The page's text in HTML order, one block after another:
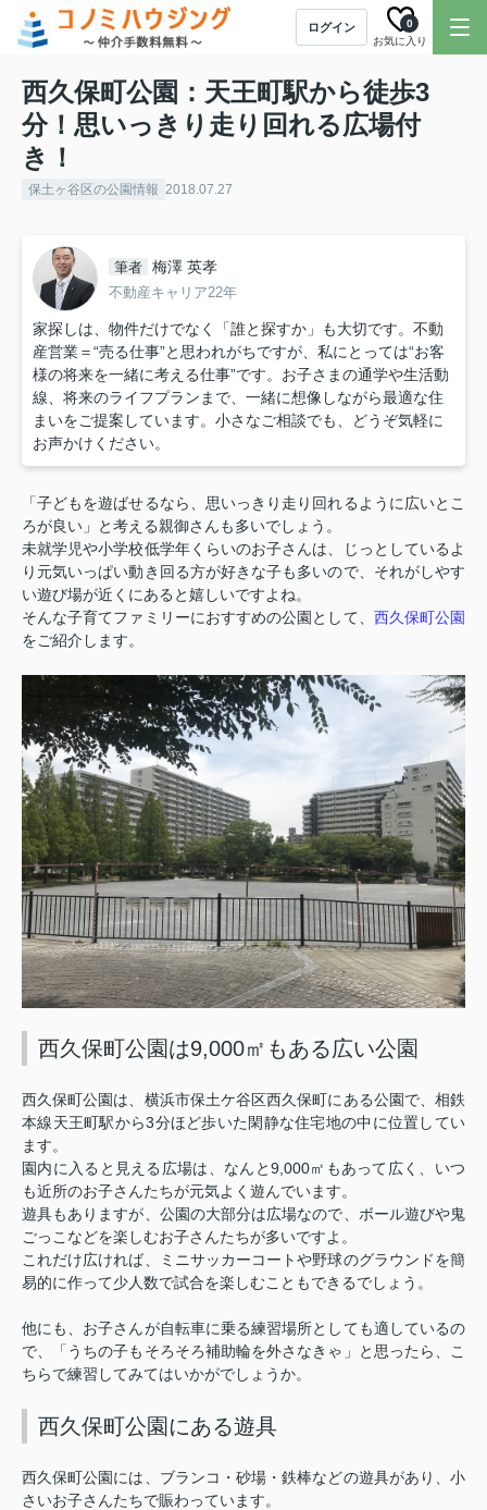
ログイン
お気に入り
0
西久保町公園：天王町駅から徒歩3
分！思いっきり走り回れる広場付
き！
保土ヶ谷区の公園情報 2018.07.27
筆者 梅澤 英孝
不動産キャリア22年
家探しは、物件だけでなく「誰と探すか」も大切です。不動
産営業＝“売る仕事”と思われがちですが、私にとっては“お客
様の将来を一緒に考える仕事”です。お子さまの通学や生活動
線、将来のライフプランまで、一緒に想像しながら最適な住
まいをご提案しています。小さなご相談でも、どうぞ気軽に
お声かけください。
「子どもを遊ばせるなら、思いっきり走り回れるように広いとこ
ろが良い」と考える親御さんも多いでしょう。
未就学児や小学校低学年くらいのお子さんは、じっとしているよ
り元気いっぱい動き回る方が好きな子も多いので、それがしやす
い遊び場が近くにあると嬉しいですよね。
そんな子育てファミリーにおすすめの公園として、 西久保町公園
をご紹介します。
西久保町公園は9,000㎡もある広い公園
西久保町公園は、横浜市保土ケ谷区西久保町にある公園で、相鉄
本線天王町駅から3分ほど歩いた閑静な住宅地の中に位置してい
ます。
園内に入ると見える広場は、なんと 9,000㎡もあって広く、いつ
も近所のお子さんたちが元気よく遊んでいます。
遊具もありますが、公園の大部分は広場なので、ボール遊びや鬼
ごっこなどを楽しむお子さんたちが多いですよ。
これだけ広ければ、ミニサッカーコートや野球のグラウンドを簡
易的に作って少人数で試合を楽しむこともできるでしょう。
他にも、お子さんが自転車に乗る練習場所としても適しているの
で、「うちの子もそろそろ補助輪を外さなきゃ」と思ったら、こ
ちらで練習してみてはいかがでしょうか。
西久保町公園にある遊具
西久保町公園には、ブランコ・砂場・鉄棒などの遊具があり、小
さいお子さんたちで賑わっています。